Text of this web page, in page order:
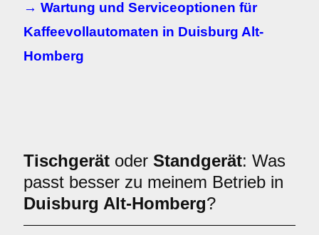
→ Wartung und Serviceoptionen für
Kaffeevollautomaten in Duisburg Alt-
Homberg
Tischgerät oder Standgerät: Was
passt besser zu meinem Betrieb in
Duisburg Alt-Homberg?